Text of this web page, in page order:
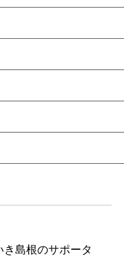
き島根のサポータ